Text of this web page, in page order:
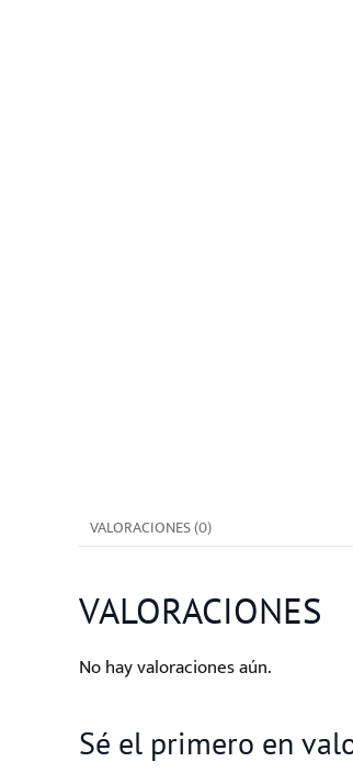
VALORACIONES (0)
VALORACIONES
No hay valoraciones aún.
Sé el primero en